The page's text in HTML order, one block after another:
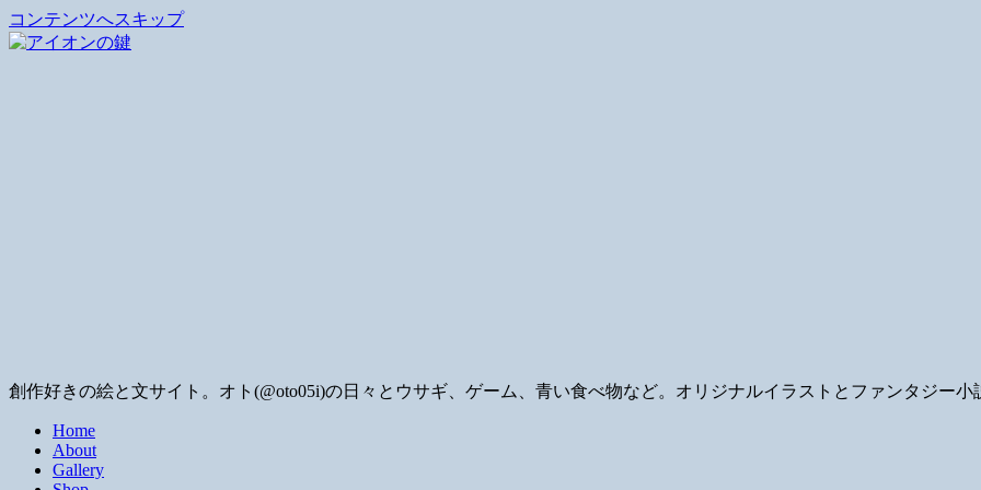
コンテンツへスキップ
創作好きの絵と文サイト。オト(@oto05i)の日々とウサギ、ゲーム、青い食べ物など。オリジナルイラストとファンタジー小
Home
About
Gallery